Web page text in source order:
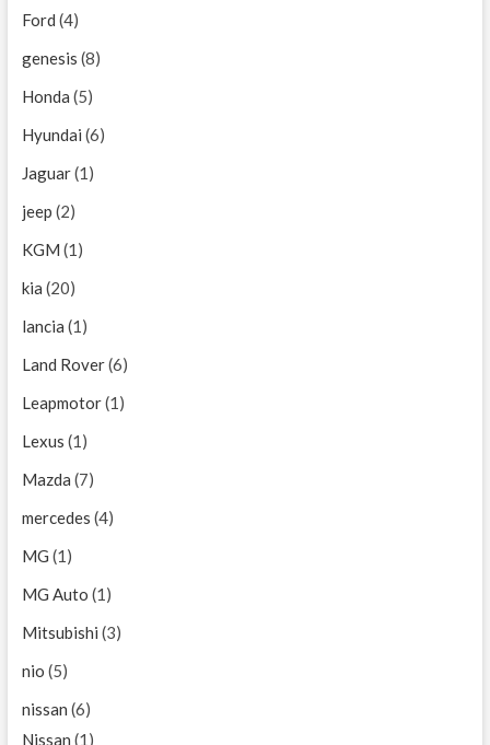
Ford (4)
genesis (8)
Honda (5)
Hyundai (6)
Jaguar(1)
jeep (2)
KGM (1)
kia (20)
lancia (1)
Land Rover(6)
Leapmotor(1)
Lexus (1)
Mazda (7)
mercedes (4)
MG (1)
MG Auto (1)
Mitsubishi (3)
nio (5)
nissan (6)
Nissan (1)